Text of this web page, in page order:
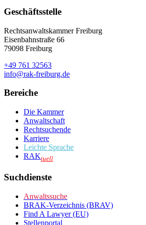
Geschäftsstelle
Rechtsanwaltskammer Freiburg
Eisenbahnstraße 66
79098 Freiburg
+49 761 32563
info@rak-freiburg.de
Bereiche
Die Kammer
Anwaltschaft
Rechtsuchende
Karriere
Leichte Sprache
RAKtuell
Suchdienste
Anwaltssuche
BRAK-Verzeichnis (BRAV)
Find A Lawyer (EU)
Stellenportal